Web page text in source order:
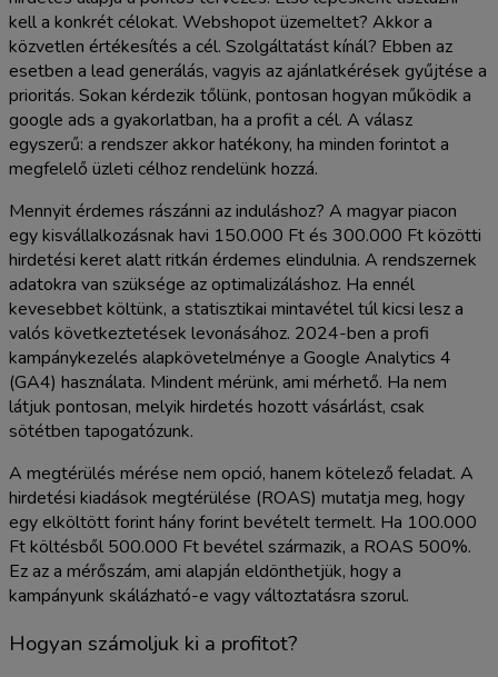
kell a konkrét célokat. Webshopot üzemeltet? Akkor a
közvetlen értékesítés a cél. Szolgáltatást kínál? Ebben az
esetben a lead generálás, vagyis az ajánlatkérések gyűjtése a
prioritás. Sokan kérdezik tőlünk, pontosan hogyan működik a
google ads a gyakorlatban, ha a profit a cél. A válasz
egyszerű: a rendszer akkor hatékony, ha minden forintot a
megfelelő üzleti célhoz rendelünk hozzá.
Mennyit érdemes rászánni az induláshoz? A magyar piacon
egy kisvállalkozásnak havi 150.000 Ft és 300.000 Ft közötti
hirdetési keret alatt ritkán érdemes elindulnia. A rendszernek
adatokra van szüksége az optimalizáláshoz. Ha ennél
kevesebbet költünk, a statisztikai mintavétel túl kicsi lesz a
valós következtetések levonásához. 2024-ben a profi
kampánykezelés alapkövetelménye a Google Analytics 4
(GA4) használata. Mindent mérünk, ami mérhető. Ha nem
látjuk pontosan, melyik hirdetés hozott vásárlást, csak
sötétben tapogatózunk.
A megtérülés mérése nem opció, hanem kötelező feladat. A
hirdetési kiadások megtérülése (ROAS) mutatja meg, hogy
egy elköltött forint hány forint bevételt termelt. Ha 100.000
Ft költésből 500.000 Ft bevétel származik, a ROAS 500%.
Ez az a mérőszám, ami alapján eldönthetjük, hogy a
kampányunk skálázható-e vagy változtatásra szorul.
Hogyan számoljuk ki a profitot?